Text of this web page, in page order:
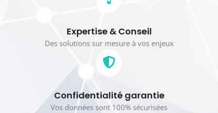
Expertise & Conseil
Des solutions sur mesure à vos enjeux
Confidentialité garantie
Vos données sont 100% sécurisées